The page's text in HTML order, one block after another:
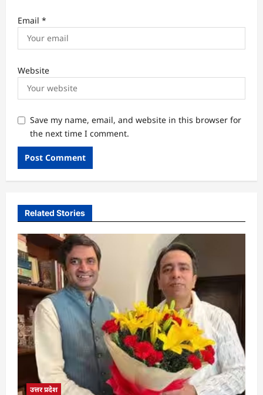
Email *
Website
Save my name, email, and website in this browser for
the next time I comment.
Related Stories
उत्तर प्रदेश